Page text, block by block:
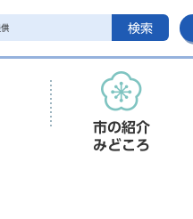
検索
市の紹介
みどころ